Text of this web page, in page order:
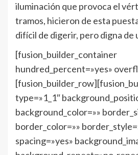
iluminación que provoca el
tramos, hicieron de esta
difícil de digerir, pero digna de
[fusion_builder_container
hundred_percent=»yes»
type=»1_1″
background_color=»»
border_color=»»
spacing=»yes»